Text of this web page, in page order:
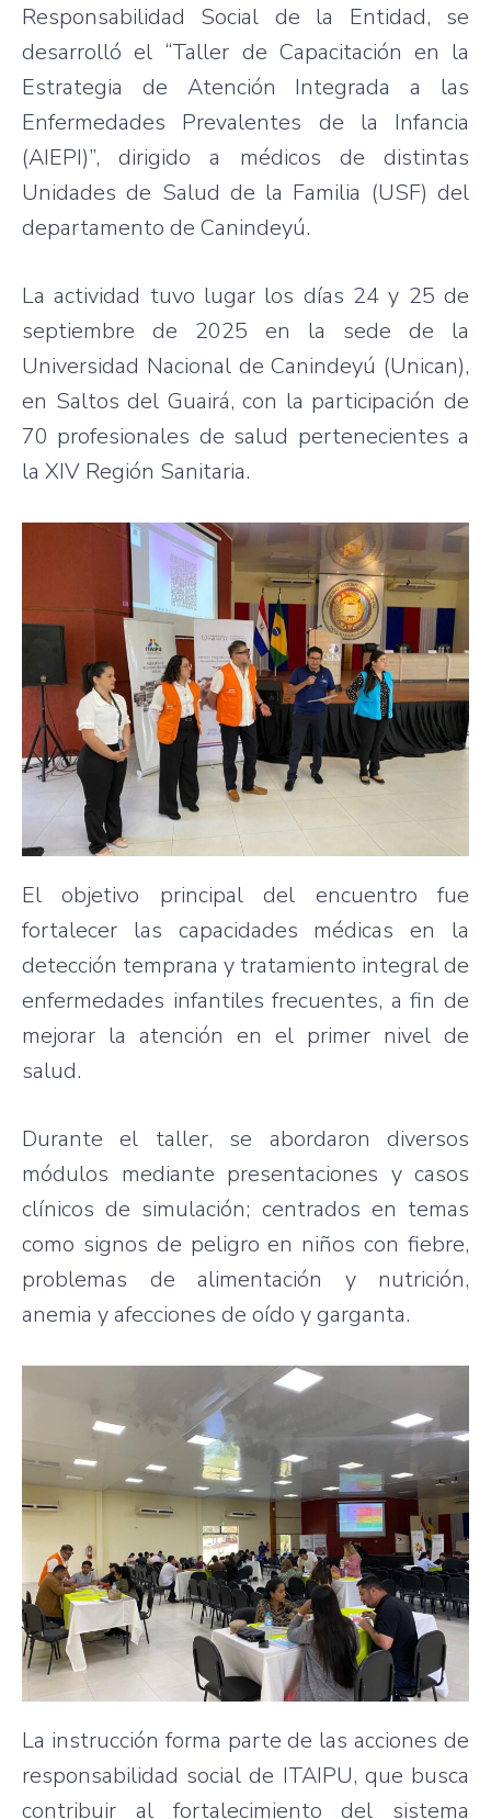
Responsabilidad Social de la Entidad, se
desarrolló el “Taller de Capacitación en la
Estrategia de Atención Integrada a las
Enfermedades Prevalentes de la Infancia
(AIEPI)”, dirigido a médicos de distintas
Unidades de Salud de la Familia (USF) del
departamento de Canindeyú.
La actividad tuvo lugar los días 24 y 25 de
septiembre de 2025 en la sede de la
Universidad Nacional de Canindeyú (Unican),
en Saltos del Guairá, con la participación de
70 profesionales de salud pertenecientes a
la XIV Región Sanitaria.
El objetivo principal del encuentro fue
fortalecer las capacidades médicas en la
detección temprana y tratamiento integral de
enfermedades infantiles frecuentes, a fin de
mejorar la atención en el primer nivel de
salud.
Durante el taller, se abordaron diversos
módulos mediante presentaciones y casos
clínicos de simulación; centrados en temas
como signos de peligro en niños con fiebre,
problemas de alimentación y nutrición,
anemia y afecciones de oído y garganta.
La instrucción forma parte de las acciones de
responsabilidad social de ITAIPU, que busca
contribuir al fortalecimiento del sistema